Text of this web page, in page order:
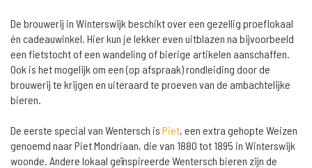
De brouwerij in Winterswijk beschikt over een gezellig proeflokaal
én cadeauwinkel. Hier kun je lekker even uitblazen na bijvoorbeeld
een fietstocht of een wandeling of bierige artikelen aanschaffen.
Ook is het mogelijk om een (op afspraak) rondleiding door de
brouwerij te krijgen en uiteraard te proeven van de ambachtelijke
bieren.
De eerste special van Wentersch is Piet, een extra gehopte Weizen
genoemd naar Piet Mondriaan, die van 1880 tot 1895 in Winterswijk
woonde. Andere lokaal geïnspireerde Wentersch bieren zijn de